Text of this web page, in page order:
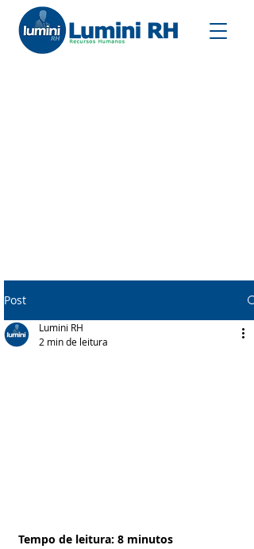
Post
Lumini RH
2 min de leitura
Tempo de leitura: 8 minutos